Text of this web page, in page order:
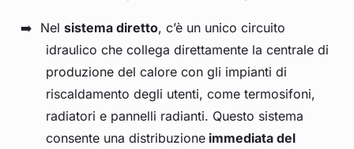
Nel sistema diretto, c’è un unico circuito
idraulico che collega direttamente la centrale di
produzione del calore con gli impianti di
riscaldamento degli utenti, come termosifoni,
radiatori e pannelli radianti. Questo sistema
consente una distribuzione immediata del